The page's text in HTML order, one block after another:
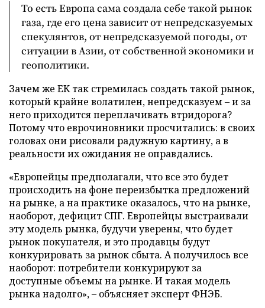
То есть Европа сама создала себе такой рынок
газа, где его цена зависит от непредсказуемых
спекулянтов, от непредсказуемой погоды, от
ситуации в Азии, от собственной экономики и
геополитики.
Зачем же ЕК так стремилась создать такой рынок,
который крайне волатилен, непредсказуем – и за
него приходится переплачивать втридорога?
Потому что еврочиновники просчитались: в своих
головах они рисовали радужную картину, а в
реальности их ожидания не оправдались.
«Европейцы предполагали, что все это будет
происходить на фоне переизбытка предложений
на рынке, а на практике оказалось, что на рынке,
наоборот, дефицит СПГ. Европейцы выстраивали
эту модель рынка, будучи уверены, что будет
рынок покупателя, и это продавцы будут
конкурировать за рынок сбыта. А получилось все
наоборот: потребители конкурируют за
доступные объемы на рынке. И такая модель
рынка надолго», – объясняет эксперт ФНЭБ.